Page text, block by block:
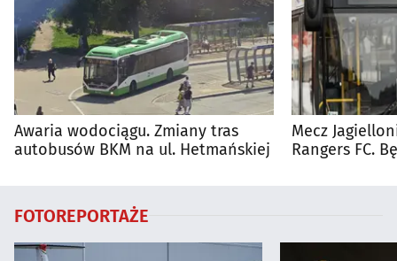
Awaria wodociągu. Zmiany tras
autobusów BKM na ul. Hetmańskiej
Mecz
Rangers FC.
FOTOREPORTAŻE